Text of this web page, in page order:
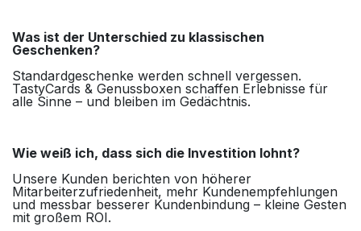
Was ist der Unterschied zu klassischen
Geschenken?
Standardgeschenke werden schnell vergessen.
TastyCards & Genussboxen schaffen Erlebnisse für
alle Sinne – und bleiben im Gedächtnis.
Wie weiß ich, dass sich die Investition lohnt?
Unsere Kunden berichten von höherer
Mitarbeiterzufriedenheit, mehr Kundenempfehlungen
und messbar besserer Kundenbindung – kleine Gesten
mit großem ROI.